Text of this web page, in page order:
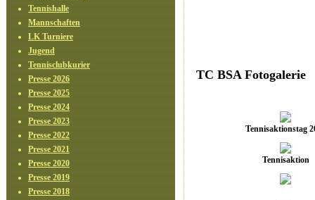
Tennishalle
Mannschaften
LK Turniere
Jugend
Tennisclubkurier
Presse 2026
Presse 2025
Presse 2024
Presse 2023
Presse 2022
Presse 2021
Presse 2020
Presse 2019
Presse 2018
TC BSA Fotogalerie
Tennisaktionstag
Tennisaktion